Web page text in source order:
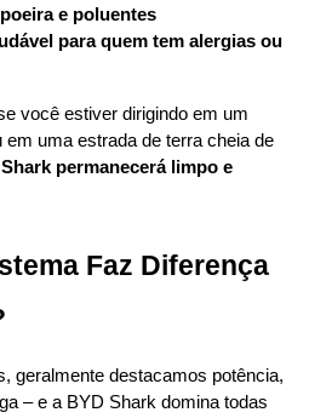
e poluentes
para quem tem alergias ou
você estiver dirigindo em um
em uma estrada de terra cheia de
permanecerá limpo e
Faz Diferença
geralmente destacamos potência,
– e a BYD Shark domina todas